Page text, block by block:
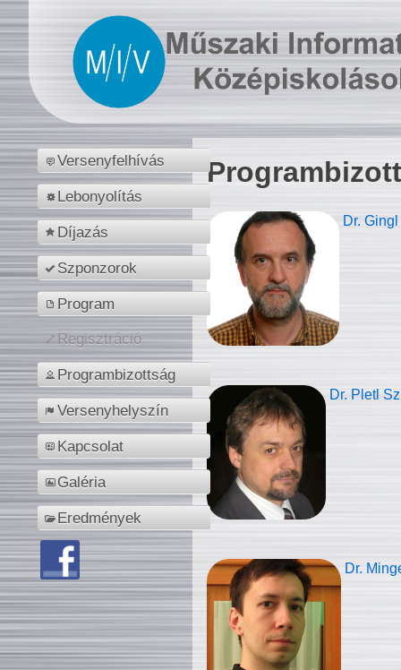
Versenyfelhívás
Lebonyolítás
Díjazás
Szponzorok
Program
Regisztráció
Programbizottság
Versenyhelyszín
Kapcsolat
Galéria
Eredmények
Dr.
Dr. Pletl
Dr.